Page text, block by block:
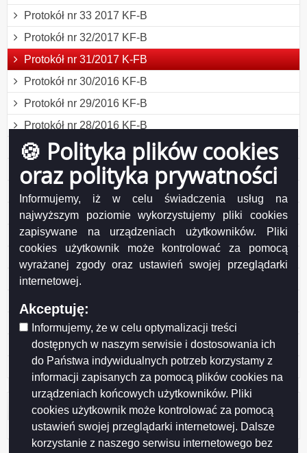
🍪 Polityka plików cookies
oraz polityka prywatności
Informujemy, iż w celu świadczenia usług na
najwyższym poziomie wykorzystujemy pliki cookies
zapisywane na urządzeniach użytkowników. Pliki
cookies użytkownik może kontrolować za pomocą
wyrażanej zgody oraz ustawień swojej przeglądarki
internetowej.
Akceptuję:
Informujemy, że w celu optymalizacji treści
dostępnych w naszym serwisie i dostosowania ich
do Państwa indywidualnych potrzeb korzystamy z
informacji zapisanych za pomocą plików cookies na
urządzeniach końcowych użytkowników. Pliki
cookies użytkownik może kontrolować za pomocą
ustawień swojej przeglądarki internetowej. Dalsze
korzystanie z naszego serwisu internetowego bez
Protokół nr 33 2017 KF-B
Protokół nr 32/2017 KF-B
Protokół nr 31/2017 K-FB
Protokół nr 30/2016 KF-B
Protokół nr 29/2016 KF-B
Protokół nr 28/2016 KF-B
Protokół nr 27/2016 KF-B
Protokół nr 26/2016 KF-B
Protokół nr 25/2016 KF-B
Protokół nr 24/2016 KF-B
Protokół nr 23/2016 KF-B
Protokół nr 22/2016 KF-B
Protokół nr 21/2016 KF-B
Protokół nr 20/2016 KF-B
Protokół nr 19/2016 KF-B
Protokół nr 18/2016 KF-B
Protokół nr 1/2014 KF-B
Licznik odwiedzin
Odwiedzana: 661